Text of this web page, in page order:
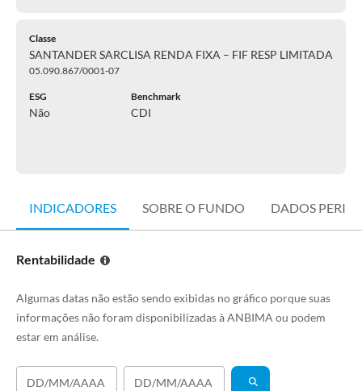
Classe
SANTANDER SARCLISA RENDA FIXA – FIF RESP LIMITADA
05.090.867/0001-07
ESG
Não
Benchmark
CDI
INDICADORES SOBRE O FUNDO DADOS
Rentabilidade
Algumas datas não estão sendo exibidas no gráfico porque suas
informações não foram disponibilizadas à ANBIMA ou podem
estar em análise.